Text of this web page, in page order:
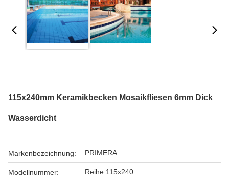
115x240mm Keramikbecken Mosaikfliesen 6mm Dick
Wasserdicht
Markenbezeichnung: PRIMERA
Modellnummer: Reihe 115x240